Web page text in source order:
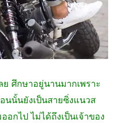
ศึกษาอยู่นานมากเพราะ
นนั้นยังเป็นสายซิ่งแนวส
กไป ไม่ได้ถึงเป็นเจ้าของ